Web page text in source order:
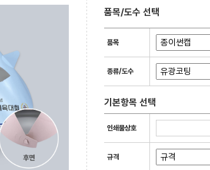
품목/도수 선택
품목
종류/도수
기본항목 선택
인쇄물상호
규격